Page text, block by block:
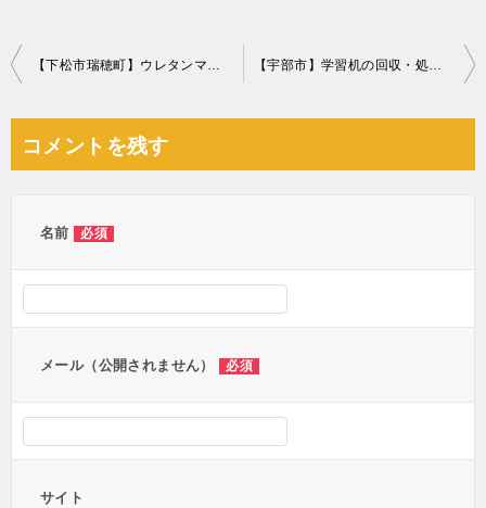
投
ビ
【下松市瑞穂町】ウレタンマットレス、物干し竿、炊飯器等の回収 【宇部市】学習机の回収・処分ご依頼 お客様の声
コメントを残す
名前 必須
メール（公開されません） 必須
サイト